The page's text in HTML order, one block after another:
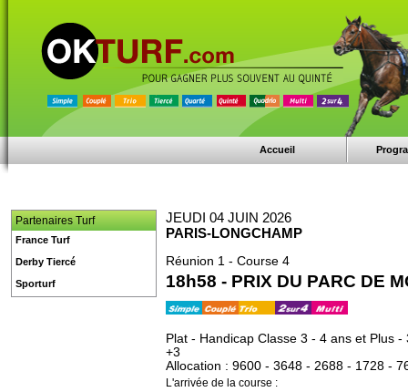
Accueil
JEUDI 04 JUIN 2026
PARIS-LONGCHAMP
Réunion 1 - Course 4
18h58 - PRIX DU PARC DE
Plat - Handicap Classe 3 - 4 ans et Plus
+3
Allocation : 9600 - 3648 - 2688 - 1728 -
L'arrivée de la course :
Partenaires Turf
France Turf
Derby Tiercé
Sporturf